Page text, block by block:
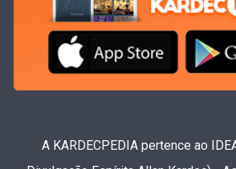
A KARDECPEDIA pertence ao